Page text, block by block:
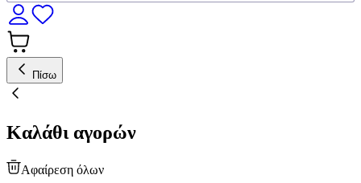
Πίσω
Καλάθι αγορών
Αφαίρεση όλων